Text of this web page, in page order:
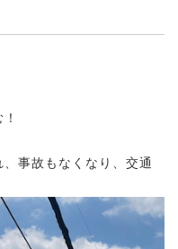
事故もなくなり、交通